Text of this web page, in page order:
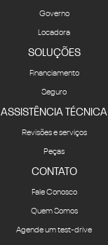
Governo
Locadora
SOLUÇÕES
Financiamento
Seguro
ASSISTÊNCIA TÉCNICA
Revisões e serviços
Peças
CONTATO
Fale Conosco
Quem Somos
Agende um test-drive